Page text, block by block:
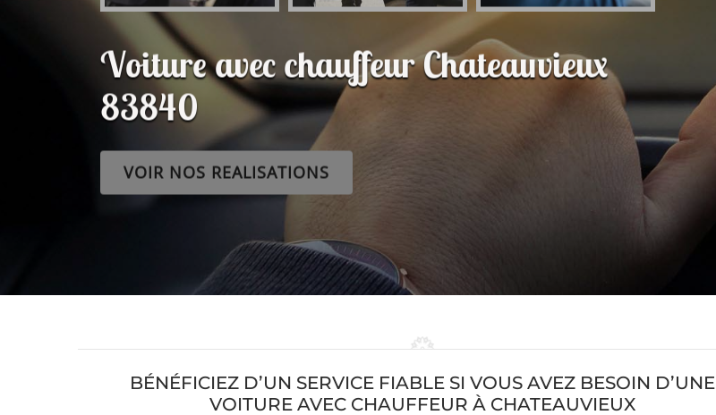
Voiture avec chauffeur Chateauvieux
83840
VOIR NOS REALISATIONS
BÉNÉFICIEZ D’UN SERVICE FIABLE SI VOUS AVEZ BESOIN D’UNE
VOITURE AVEC CHAUFFEUR À CHATEAUVIEUX